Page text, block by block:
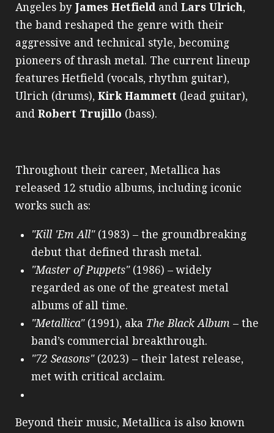
Angeles by James Hetfield and Lars Ulrich,
the band reshaped the genre with their
aggressive and technical style, becoming
pioneers of thrash metal. The current lineup
features Hetfield (vocals, rhythm guitar),
Ulrich (drums), Kirk Hammett (lead guitar),
and Robert Trujillo (bass).
Throughout their career, Metallica has
released 12 studio albums, including iconic
works such as:
"Kill 'Em All"(1983) – the groundbreaking
debut that defined thrash metal.
"Master of Puppets"(1986) – widely
regarded as one of the greatest metal
albums of all time.
"Metallica"(1991), aka The Black Album – the
band’s commercial breakthrough.
"72 Seasons"(2023) – their latest release,
met with critical acclaim.
Beyond their music, Metallica is also known